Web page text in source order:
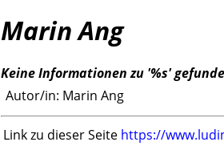
Marin Ang
Keine Informationen zu '%s'
Autor/in: Marin Ang
Link zu dieser Seite https://